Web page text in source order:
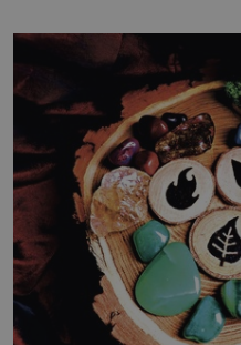
fyzický ani psychický
chce být knězem a